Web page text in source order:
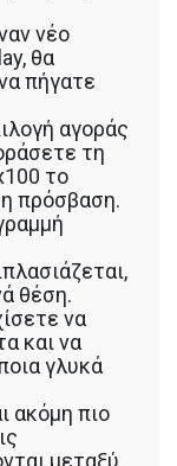
νέο
θα
πήγατε
αγοράς
τη
το
πρόσβαση.
θέση.
να
και να
γλυκά
ακόμη πιο
μεταξύ